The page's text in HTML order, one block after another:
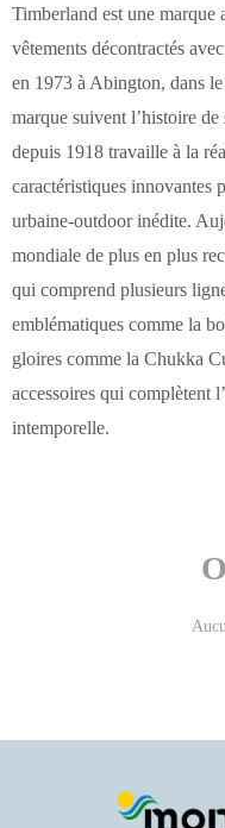
Timberland est une marque
vêtements décontractés
en 1973 à Abington, dans
marque suivent l’histoire
depuis 1918 travaille à la
caractéristiques innovantes
urbaine-outdoor inédite.
mondiale de plus en plus
qui comprend plusieurs
emblématiques comme la
gloires comme la Chukka
accessoires qui complètent
intemporelle.